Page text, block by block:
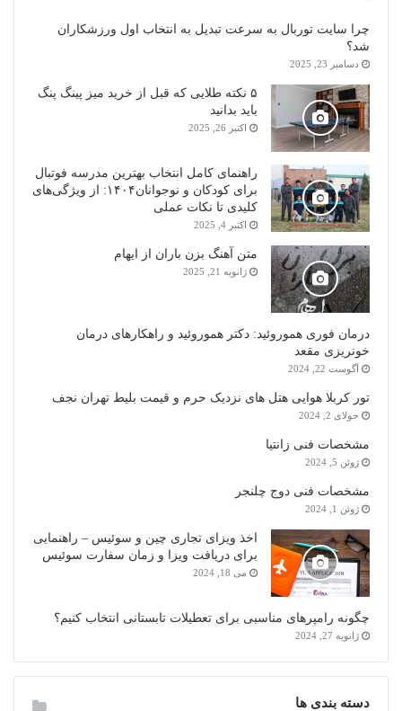
چرا سایت توربال به ‌سرعت تبدیل به انتخاب اول ورزشکاران
شد؟
دسامبر 23, 2025
۵ نکته طلایی که قبل از خرید میز پینگ پنگ
باید بدانید
اکتبر 26, 2025
راهنمای کامل انتخاب بهترین مدرسه فوتبال
برای کودکان و نوجوانان۱۴۰۴: از ویژگی‌های
کلیدی تا نکات عملی
اکتبر 4, 2025
متن آهنگ بزن باران از ایهام
ژانویه 21, 2025
درمان فوری هموروئید: دکتر هموروئید و راهکارهای درمان
خونریزی مقعد
آگوست 22, 2024
تور کربلا هوایی هتل های نزدیک حرم و قیمت بلیط تهران نجف
جولای 2, 2024
مشخصات فنی زانتیا
ژوئن 5, 2024
مشخصات فنی دوج چلنجر
ژوئن 1, 2024
اخذ ویزای تجاری چین و سوئیس – راهنمایی
برای دریافت ویزا و زمان سفارت سوئیس
می 18, 2024
چگونه رامپرهای مناسبی برای تعطیلات تابستانی انتخاب کنیم؟
ژانویه 27, 2024
دسته بندی ها